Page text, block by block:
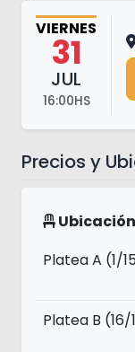
VIERNES
31
JUL
16:00HS
Precios y
Ubicación
Platea A (1/
Platea B (16/